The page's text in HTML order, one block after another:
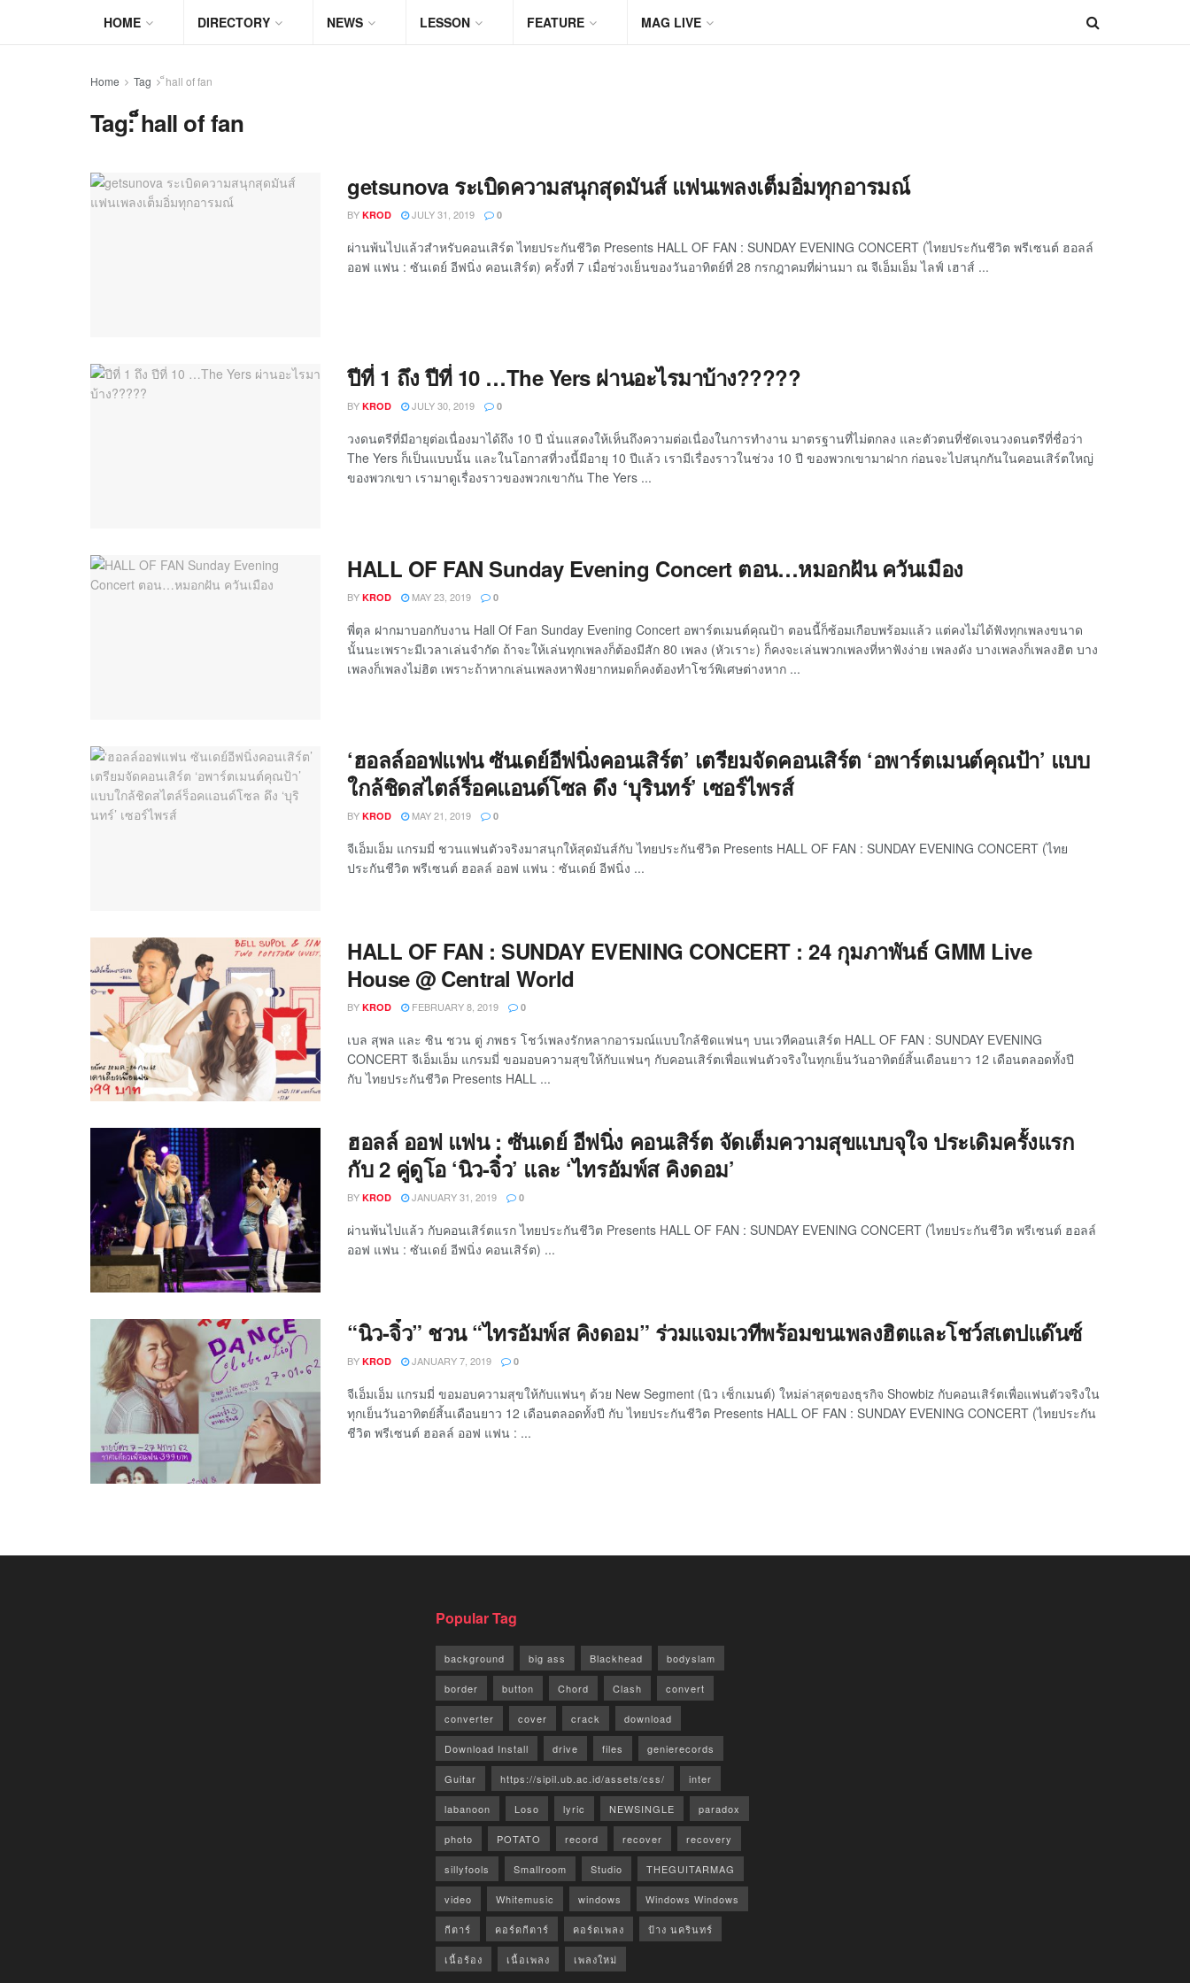
HOME DIRECTORY NEWS LESSON FEATURE MAG LIVE
Home Tag ็hall of fan
Tag:็hall of fan
getsunova ระเบิดความสนุกสุดมันส์ แฟนเพลงเต็มอิ่มทุกอารมณ์
BY KROD JULY 31, 2019 0
ผ่านพ้นไปแล้วสำหรับคอนเสิร์ต ไทยประกันชีวิต Presents HALL OF FAN : SUNDAY EVENING CONCERT (ไทยประกันชีวิต พรีเซนต์ ฮอลล์
ออฟ แฟน : ซันเดย์ อีฟนิ่ง คอนเสิร์ต) ครั้งที่ 7 เมื่อช่วงเย็นของวันอาทิตย์ที่ 28 กรกฎาคมที่ผ่านมา ณ จีเอ็มเอ็ม ไลฟ์ เฮาส์ ...
ปีที่ 1 ถึง ปีที่ 10 …The Yers ผ่านอะไรมาบ้าง?????
BY KROD JULY 30, 2019 0
วงดนตรีที่มีอายุต่อเนื่องมาได้ถึง 10 ปี นั่นแสดงให้เห็นถึงความต่อเนื่องในการทำงาน มาตรฐานที่ไม่ตกลง และตัวตนที่ชัดเจนวงดนตรีที่ชื่อว่า
The Yers ก็เป็นแบบนั้น และในโอกาสที่วงนี้มีอายุ 10 ปีแล้ว เรามีเรื่องราวในช่วง 10 ปี ของพวกเขามาฝาก ก่อนจะไปสนุกกันในคอนเสิร์ตใหญ่
ของพวกเขา เรามาดูเรื่องราวของพวกเขากัน The Yers ...
HALL OF FAN Sunday Evening Concert ตอน…หมอกฝัน ควันเมือง
BY KROD MAY 23, 2019 0
พี่ตุล ฝากมาบอกกับงาน Hall Of Fan Sunday Evening Concert อพาร์ตเมนต์คุณป้า ตอนนี้ก็ซ้อมเกือบพร้อมแล้ว แต่คงไม่ได้ฟังทุกเพลงขนาด
นั้นนะเพราะมีเวลาเล่นจำกัด ถ้าจะให้เล่นทุกเพลงก็ต้องมีสัก 80 เพลง (หัวเราะ) ก็คงจะเล่นพวกเพลงที่หาฟังง่าย เพลงดัง บางเพลงก็เพลงฮิต บาง
เพลงก็เพลงไม่ฮิต เพราะถ้าหากเล่นเพลงหาฟังยากหมดก็คงต้องทำโชว์พิเศษต่างหาก ...
‘ฮอลล์ออฟแฟน ซันเดย์อีฟนิ่งคอนเสิร์ต’ เตรียมจัดคอนเสิร์ต ‘อพาร์ตเมนต์คุณป้า’ แบบ
ใกล้ชิดสไตล์ร็อคแอนด์โซล ดึง ‘บุรินทร์’ เซอร์ไพรส์
BY KROD MAY 21, 2019 0
จีเอ็มเอ็ม แกรมมี่ ชวนแฟนตัวจริงมาสนุกให้สุดมันส์กับ ไทยประกันชีวิต Presents HALL OF FAN : SUNDAY EVENING CONCERT (ไทย
ประกันชีวิต พรีเซนต์ ฮอลล์ ออฟ แฟน : ซันเดย์ อีฟนิ่ง ...
HALL OF FAN : SUNDAY EVENING CONCERT : 24 กุมภาพันธ์ GMM Live
House @ Central World
BY KROD FEBRUARY 8, 2019 0
เบล สุพล และ ซิน ชวน ตู่ ภพธร โชว์เพลงรักหลากอารมณ์แบบใกล้ชิดแฟนๆ บนเวทีคอนเสิร์ต HALL OF FAN : SUNDAY EVENING
CONCERT จีเอ็มเอ็ม แกรมมี่ ขอมอบความสุขให้กับแฟนๆ กับคอนเสิร์ตเพื่อแฟนตัวจริงในทุกเย็นวันอาทิตย์สิ้นเดือนยาว 12 เดือนตลอดทั้งปี
กับ ไทยประกันชีวิต Presents HALL ...
ฮอลล์ ออฟ แฟน : ซันเดย์ อีฟนิ่ง คอนเสิร์ต จัดเต็มความสุขแบบจุใจ ประเดิมครั้งแรก
กับ 2 คู่ดูโอ ‘นิว-จิ๋ว’ และ ‘ไทรอัมพ์ส คิงดอม’
BY KROD JANUARY 31, 2019 0
ผ่านพ้นไปแล้ว กับคอนเสิร์ตแรก ไทยประกันชีวิต Presents HALL OF FAN : SUNDAY EVENING CONCERT (ไทยประกันชีวิต พรีเซนต์ ฮอลล์
ออฟ แฟน : ซันเดย์ อีฟนิ่ง คอนเสิร์ต) ...
“นิว-จิ๋ว” ชวน “ไทรอัมพ์ส คิงดอม” ร่วมแจมเวทีพร้อมขนเพลงฮิตและโชว์สเตปแด๊นซ์
BY KROD JANUARY 7, 2019 0
จีเอ็มเอ็ม แกรมมี่ ขอมอบความสุขให้กับแฟนๆ ด้วย New Segment (นิว เซ็กเมนต์) ใหม่ล่าสุดของธุรกิจ Showbiz กับคอนเสิร์ตเพื่อแฟนตัวจริงใน
ทุกเย็นวันอาทิตย์สิ้นเดือนยาว 12 เดือนตลอดทั้งปี กับ ไทยประกันชีวิต Presents HALL OF FAN : SUNDAY EVENING CONCERT (ไทยประกัน
ชีวิต พรีเซนต์ ฮอลล์ ออฟ แฟน : ...
Popular Tag
background big ass Blackhead bodyslam
border button Chord Clash convert
converter cover crack download
Download Install drive files genierecords
Guitar https://sipil.ub.ac.id/assets/css/ inter
labanoon Loso lyric NEWSINGLE paradox
photo POTATO record recover recovery
sillyfools Smallroom Studio THEGUITARMAG
video Whitemusic windows Windows Windows
กีตาร์ คอร์ดกีตาร์ คอร์ดเพลง ป้าง นครินทร์
เนื้อร้อง เนื้อเพลง เพลงใหม่